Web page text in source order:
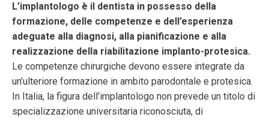
L’implantologo è il dentista in possesso della
formazione, delle competenze e dell’esperienza
adeguate alla diagnosi, alla pianificazione e alla
realizzazione della riabilitazione implanto-protesica.
Le competenze chirurgiche devono essere integrate da
un’ulteriore formazione in ambito parodontale e protesica.
In Italia, la figura dell’implantologo non prevede un titolo di
specializzazione universitaria riconosciuta, di